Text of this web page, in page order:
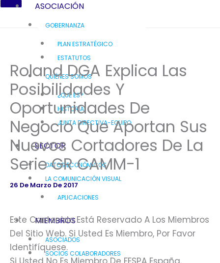
ASOCIACIÓN
GOBERNANZA
PLAN ESTRATÉGICO
ESTATUTOS
QUIÉNES SOMOS
¿QUÉ ES?
HISTORIA
JUNTA DIRECTIVA-EQUIPO
SECTOR
DATOS ECONÓMICOS
LA COMUNICACIÓN VISUAL
APLICACIONES
MIEMBROS
ASOCIADOS
SOCIOS COLABORADORES
Roland DGA Explica Las
Posibilidades Y
Oportunidades De
Negocio Que Aportan Sus
Nuevos Cortadores De La
Serie GR CAMM-1
26 De Marzo De 2017
Este Contenido Está Reservado A Los Miembros
Del Sitio Web. Si Usted Es Miembro, Por Favor
Identifíquese.